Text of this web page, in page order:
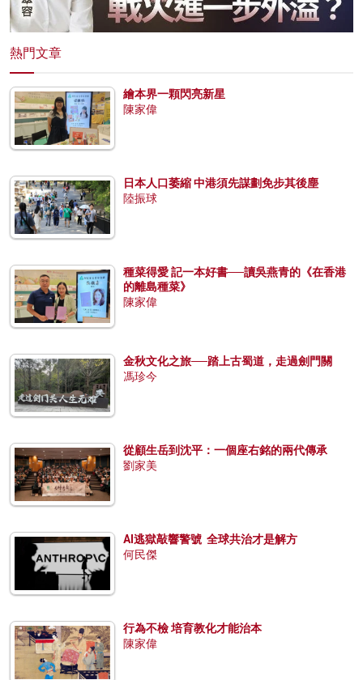
熱門文章
繪本界一顆閃亮新星
陳家偉
日本人口萎縮 中港須先謀劃免步其後塵
陸振球
種菜得愛 記一本好書──讀吳燕青的《在香港
的離島種菜》
陳家偉
金秋文化之旅──踏上古蜀道，走過劍門關
馮珍今
從顧生岳到沈平：一個座右銘的兩代傳承
劉家美
AI逃獄敲響警號 全球共治才是解方
何民傑
行為不檢 培育教化才能治本
陳家偉